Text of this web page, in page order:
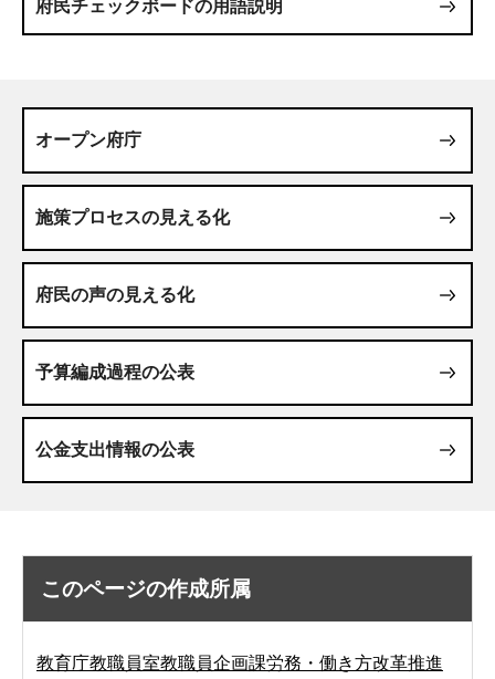
府民チェックボードの用語説明
オープン府庁
施策プロセスの見える化
府民の声の見える化
予算編成過程の公表
公金支出情報の公表
このページの作成所属
教育庁教職員室教職員企画課労務・働き方改革推進